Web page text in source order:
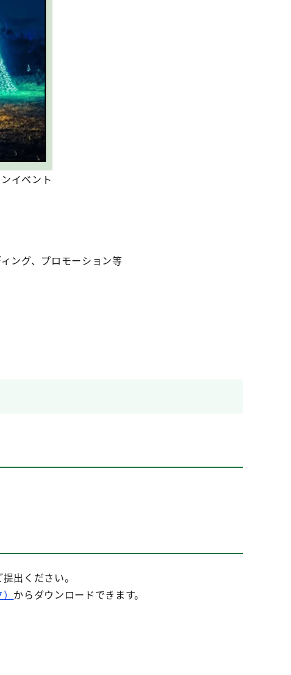
イベント
ング、プロモーション等
出ください。
からダウンロードできます。